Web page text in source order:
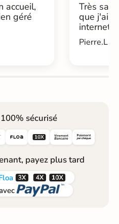
accueil,
géré
Très
que j'ai
internet....
Pierre.L -
sécurisé
 
payez plus tard
 
